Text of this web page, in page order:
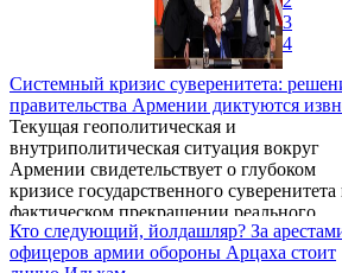
Системный кризис суверенитета:
правительства Армении диктуются
Текущая геополитическая и
внутриполитическая ситуация вокруг
Армении свидетельствует о глубоком
кризисе государственного суверенитета
фактическом прекращении реального
равноправного диалога с
На фоне заморозки контактов между
Кто следующий, йолдашляр? За
офицеров армии обороны Арцаха стоит
3
4